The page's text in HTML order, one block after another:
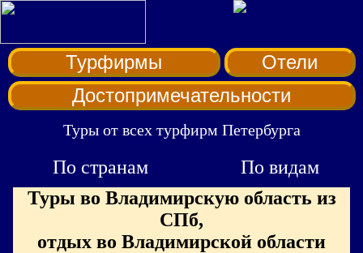
Турфирмы
Отели
Достопримечательности
Туры от всех турфирм Петербурга
По странам
По видам
Туры во Владимирскую область из
СПб,
отдых во Владимирской области